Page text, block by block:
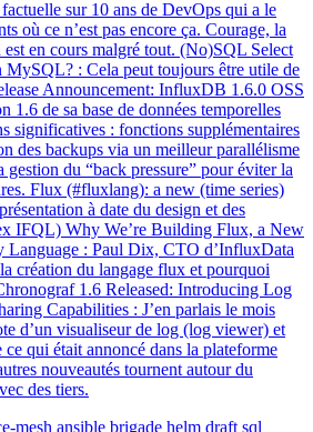
sur 10 ans de DevOps qui a le
où ce n’est pas encore ça. Courage, la
en cours malgré tout. (No)SQL Select
MySQL? : Cela peut toujours être utile de
Announcement: InfluxDB 1.6.0 OSS
1.6 de sa base de données temporelles
significatives : fonctions supplémentaires
des backups via un meilleur parallélisme
gestion du “back pressure” pour éviter la
Flux (#fluxlang): a new (time series)
à date du design et des
IFQL) Why We’re Building Flux, a New
Language : Paul Dix, CTO d’InfluxData
création du langage flux et pourquoi
1.6 Released: Introducing Log
Capabilities : J’en parlais le mois
d’un visualiseur de log (log viewer) et
qui était annoncé dans la plateforme
nouveautés tournent autour du
des tiers.
mesh ansible brigade helm draft sql